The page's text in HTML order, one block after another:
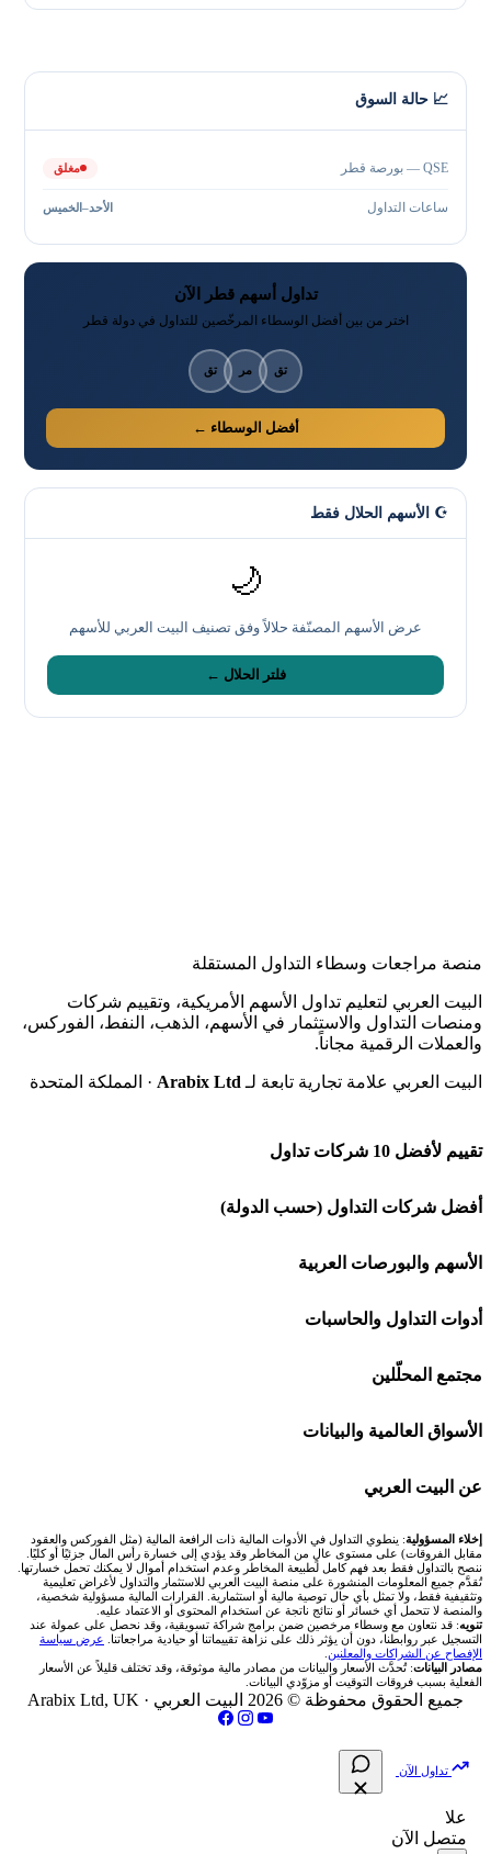
📈 حالة السوق
QSE — بورصة قطر مغلق
ساعات التداول الأحد–الخميس
تداول أسهم قطر الآن
اختر من بين أفضل الوسطاء المرخّصين للتداول في دولة قطر
تق مر تق
أفضل الوسطاء ←
☪️ الأسهم الحلال فقط
🌙
عرض الأسهم المصنّفة حلالاً وفق تصنيف البيت العربي للأسهم
فلتر الحلال ←
منصة مراجعات وسطاء التداول المستقلة
البيت العربي لتعليم تداول الأسهم الأمريكية، وتقييم شركات
ومنصات التداول والاستثمار في الأسهم، الذهب، النفط، الفوركس،
والعملات الرقمية مجاناً.
البيت العربي علامة تجارية تابعة لـ Arabix Ltd · المملكة المتحدة
تقييم لأفضل 10 شركات تداول
شركة Capital.com
افاتريد AvaTrade
اكسنس Exness
منصة بينانس
اكس تي بي XTB
انتراكتيف بروكرز IBKR
أفضل شركات التداول (حسب الدولة)
شركات تداول في السعودية
شركات تداول في الإمارات
شركات تداول في الكويت
شركات تداول في قطر
شركات تداول في الأردن
شركات تداول في العراق
شركات تداول في فلسطين
الأسهم والبورصات العربية
🌍 كل البورصات العربية
🇸🇦 السوق السعودية
🇦🇪 أسواق الإمارات
🇪🇬 البورصة المصرية
🇶🇦 بورصة قطر
🇯🇴 بورصة عمّان
🇧🇭 بورصة البحرين
فحص الأسهم الأمريكية الشرعي
أدوات التداول والحاسبات
🕌 حاسبة الزكاة
💱 محول العملات
🧮 حاسبة حجم اللوت
📊 حاسبة قيمة النقطة
💰 حاسبة ربح الفوركس
📌 حاسبة النقاط المحورية
📏 حاسبة حجم المركز
📈 حاسبة عائد التداول
📊 حاسبة الربح التراكمي
مجتمع المحلّلين
🧱 حائط المجتمع
🏆 لوحة المحلّلين
✍️ اكتب تحليلك
الأسواق العالمية والبيانات
🌐 المؤشرات العالمية
🥇 سعر الذهب اليوم
🥇 أسعار الذهب والمعادن
💱 أسعار العملات والفوركس
💵 سعر الريال السعودي في مصر
📅 المؤشرات الاقتصادية
عن البيت العربي
من نحن
تواصل معنا
فريق المؤلفين
مقالات تعليمية
سياسة تقييم الشركات
إخلاء المسؤولية: ينطوي التداول في الأدوات المالية ذات الرافعة المالية (مثل الفوركس والعقود
مقابل الفروقات) على مستوى عالٍ من المخاطر وقد يؤدي إلى خسارة رأس المال جزئيًا أو كليًا.
ننصح بالتداول فقط بعد فهم كامل لطبيعة المخاطر وعدم استخدام أموال لا يمكنك تحمل خسارتها.
تُقدَّم جميع المعلومات المنشورة على منصة البيت العربي للاستثمار والتداول لأغراض تعليمية
وتثقيفية فقط، ولا تمثل بأي حال توصية مالية أو استثمارية. القرارات المالية مسؤولية شخصية،
والمنصة لا تتحمل أي خسائر أو نتائج ناتجة عن استخدام المحتوى أو الاعتماد عليه.
تنويه: قد نتعاون مع وسطاء مرخصين ضمن برامج شراكة تسويقية، وقد نحصل على عمولة عند
التسجيل عبر روابطنا، دون أن يؤثر ذلك على نزاهة تقييماتنا أو حيادية مراجعاتنا. عرض سياسة
الإفصاح عن الشراكات والمعلنين
مصادر البيانات: تُحدَّث الأسعار والبيانات من مصادر مالية موثوقة، وقد تختلف قليلاً عن الأسعار
الفعلية بسبب فروقات التوقيت أو مزوّدي البيانات.
جميع الحقوق محفوظة © 2026 البيت العربي · Arabix Ltd, UK
تداول الآن
علا
متصل الآن